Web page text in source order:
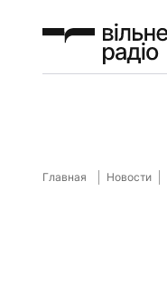
Главная Новости